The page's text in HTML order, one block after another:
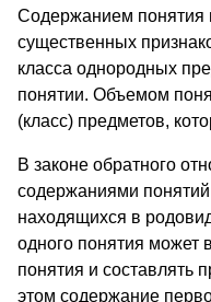
Содержанием понятия
существенных
класса однородных
понятии. Объемом
(класс) предметов,
В законе обратного
содержаниями понятий
находящихся в
одного понятия может
понятия и составлять
этом содержание